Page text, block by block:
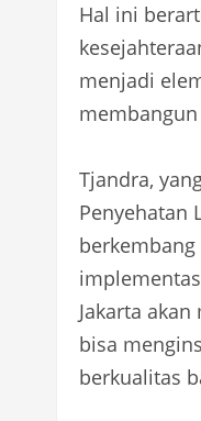
Hal ini
menjadi
Tjandra,
Penyehatan
Jakarta
bisa
berkualitas